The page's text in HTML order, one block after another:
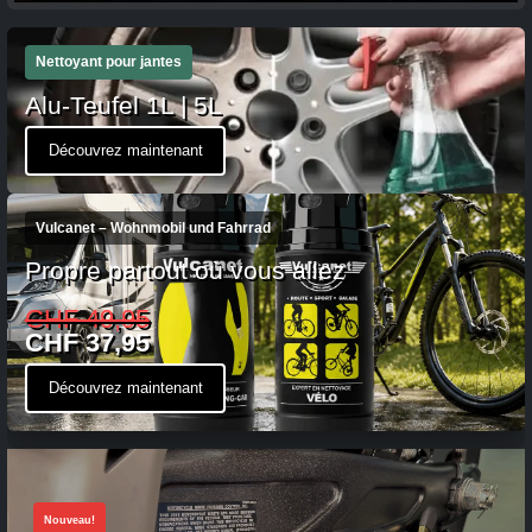
Nettoyant pour jantes
Alu-Teufel 1L | 5L
Découvrez maintenant
Vulcanet – Wohnmobil und Fahrrad
Propre partout où vous allez
CHF 49,95
CHF 37,95
Découvrez maintenant
Nouveau!